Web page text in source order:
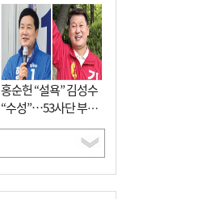
홍순헌 “설욕” 김성수
“수성”…53사단 부지
개발엔 한 목소리